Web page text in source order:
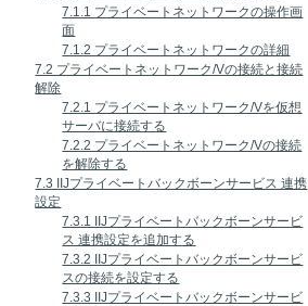
7.1.1 プライベートネットワークの操作画
面
7.1.2 プライベートネットワークの詳細
7.2 プライベートネットワーク/Vの接続と接続
解除
7.2.1 プライベートネットワーク/Vを仮想
サーバに接続する
7.2.2 プライベートネットワーク/Vの接続
を解除する
7.3 IIJプライベートバックボーンサービス 連携
設定
7.3.1 IIJプライベートバックボーンサービ
ス 連携設定を追加する
7.3.2 IIJプライベートバックボーンサービ
スの接続を設定する
7.3.3 IIJプライベートバックボーンサービ